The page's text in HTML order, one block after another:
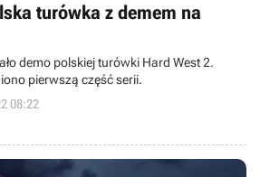
turówka z demem na
demo polskiej turówki Hard West 2.
pierwszą część serii.
08:22